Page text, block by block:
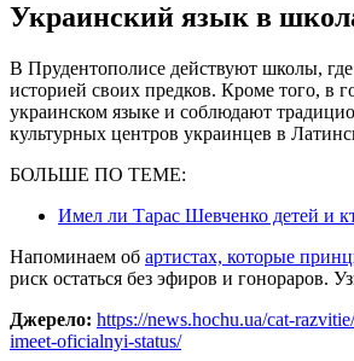
Украинский язык в
В Прудентополисе действуют школы,
историей своих предков. Кроме того, в
украинском языке и соблюдают
культурных центров украинцев в
БОЛЬШЕ ПО ТЕМЕ:
Имел ли Тарас Шевченко детей и
Напоминаем об артистах, которые
риск остаться без эфиров и гонораров.
Джерело: https://news.hochu.ua/cat-
imeet-oficialnyi-status/